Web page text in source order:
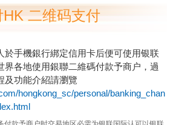
HK 二维码支付
於手機銀行綁定信用卡后便可使用银联
界各地使用銀聯二維碼付款予商户，過
及功能介紹請瀏覽
hongkong_sc/personal/banking_chan